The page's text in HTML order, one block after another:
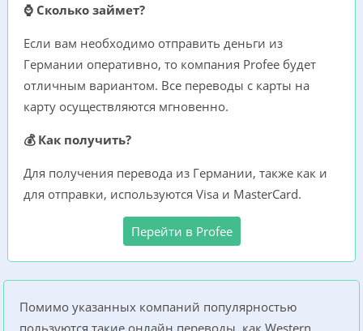
⌚ Сколько займет?
Если вам необходимо отправить деньги из
Германии оперативно, то компания Profee будет
отличным вариантом. Все переводы с карты на
карту осуществляются мгновенно.
💰 Как получить?
Для получения перевода из Германии, также как и
для отправки, используются Visa и MasterCard.
Перейти в Profee
Помимо указанных компаний популярностью
пользуются такие онлайн переводы, как Western